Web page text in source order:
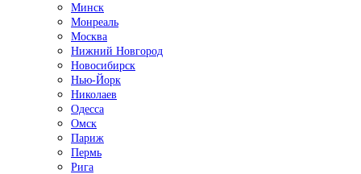
Минск
Монреаль
Москва
Нижний Новгород
Новосибирск
Нью-Йорк
Николаев
Одесса
Омск
Париж
Пермь
Рига